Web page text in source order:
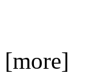
[more]